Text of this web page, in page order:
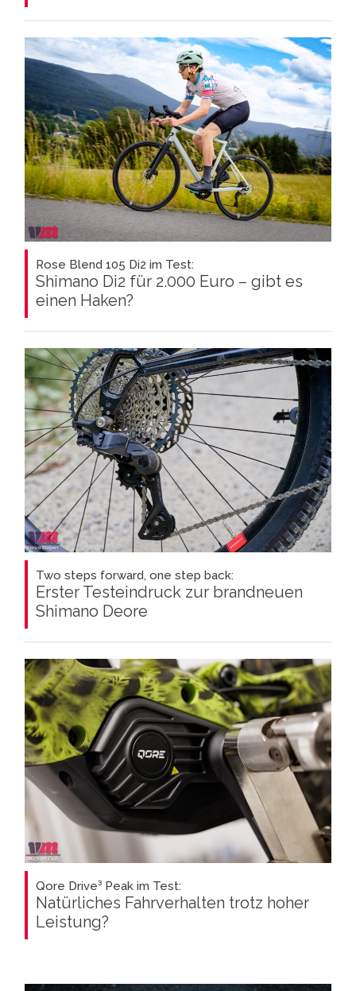
Rose Blend 105 Di2 im Test:
Shimano Di2 für 2.000 Euro – gibt es
einen Haken?
Two steps forward, one step back:
Erster Testeindruck zur brandneuen
Shimano Deore
Qore Drive³ Peak im Test:
Natürliches Fahrverhalten trotz hoher
Leistung?